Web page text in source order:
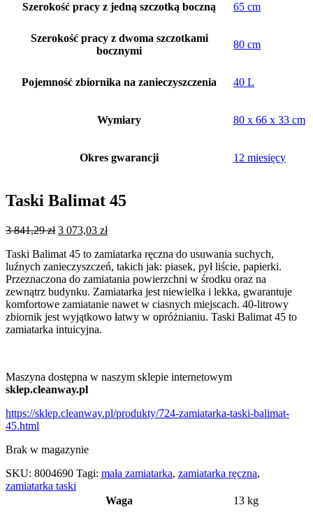
Szerokość pracy z jedną szczotką boczną 65 cm
Szerokość pracy z dwoma szczotkami
bocznymi
80 cm
Pojemność zbiornika na zanieczyszczenia 40 L
Wymiary 80 x 66 x 33 cm
Okres gwarancji 12 miesięcy
Taski Balimat 45
3 841,29zł 3 073,03 zł
Taski Balimat 45 to zamiatarka ręczna do usuwania suchych,
luźnych zanieczyszczeń, takich jak: piasek, pył liście, papierki.
Przeznaczona do zamiatania powierzchni w środku oraz na
zewnątrz budynku. Zamiatarka jest niewielka i lekka, gwarantuje
komfortowe zamiatanie nawet w ciasnych miejscach. 40-litrowy
zbiornik jest wyjątkowo łatwy w opróżnianiu. Taski Balimat 45 to
zamiatarka intuicyjna.
Maszyna dostępna w naszym sklepie internetowym
sklep.cleanway.pl
https://sklep.cleanway.pl/produkty/724-zamiatarka-taski-balimat-
45.html
Brak w magazynie
SKU: 8004690 Tagi: mała zamiatarka, zamiatarka ręczna,
zamiatarka taski
Waga
13 kg